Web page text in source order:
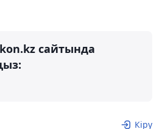
сайтында
Кіру